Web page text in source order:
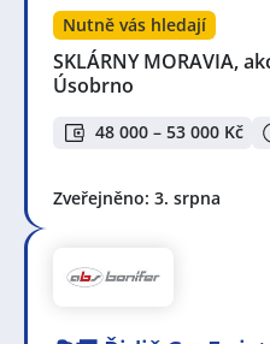
Nutně vás hledají
SKLÁRNY MORAVIA,
Úsobrno
48 000 – 53 000 Kč
Zveřejněno: 3. srpna